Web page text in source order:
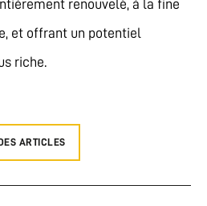
renouvelé, à la fine
et offrant un potentiel
riche.
ARTICLES